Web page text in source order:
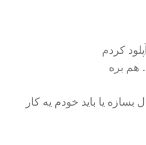
کردم
هم بره
بسازه یا باید خودم یه کار